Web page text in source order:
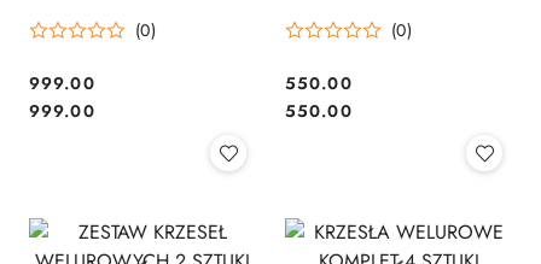
(0)
Cena:
999.00
Cena:
999.00
(0)
Cena:
550.00
Cena:
550.00